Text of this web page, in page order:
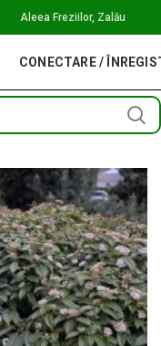
Aleea Freziilor, Zalău
CONECTARE /